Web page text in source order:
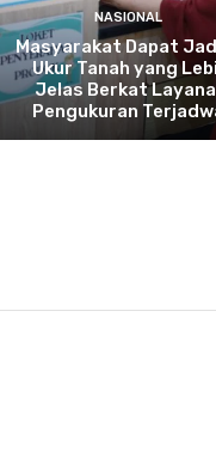
NASIONAL
Masyarakat Dapat
Ukur Tanah yang
Jelas Berkat
Pengukuran